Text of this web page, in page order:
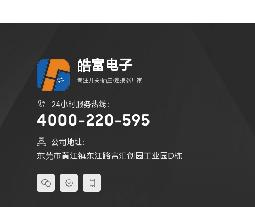
皓富电子
专注开关/插座/连接器厂家
 24小时服务热线：
4000-220-595
 公司地址：
东莞市黄江镇东江路富汇创园工业园D栋
  